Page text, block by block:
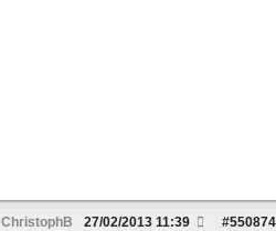
ChristophB #550874
27/02/2013 11:39